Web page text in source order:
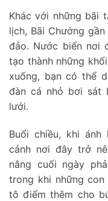
Khác với những bãi
lịch, Bãi Chướng
đảo. Nước biển nơi
tạo thành những
xuống, bạn có thể
đàn cá nhỏ bơi sát
lưới.
Buổi chiều, khi ánh
cảnh nơi đây trở
nắng cuối ngày
trong khi những
tô điểm thêm cho